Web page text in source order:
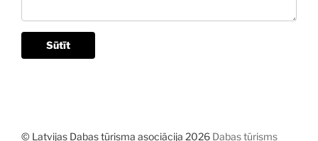
Sūtīt
© Latvijas Dabas tūrisma asociācija 2026 Dabas tūrisms